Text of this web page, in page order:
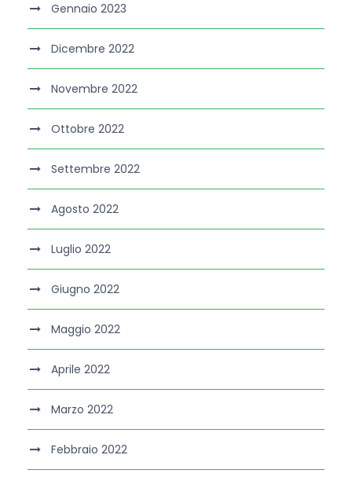
Gennaio 2023
Dicembre 2022
Novembre 2022
Ottobre 2022
Settembre 2022
Agosto 2022
Luglio 2022
Giugno 2022
Maggio 2022
Aprile 2022
Marzo 2022
Febbraio 2022